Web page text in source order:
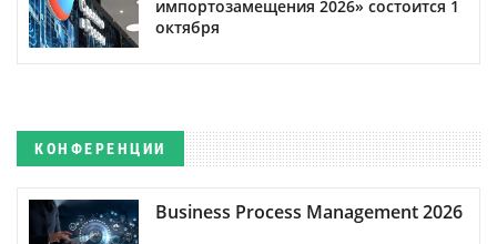
импортозамещения 2026» состоится 1
октября
КОНФЕРЕНЦИИ
Business Process Management 2026